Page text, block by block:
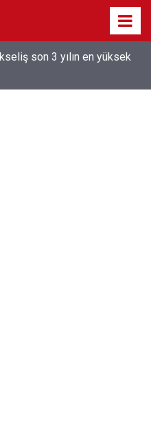
son 3 yılın en yüksek